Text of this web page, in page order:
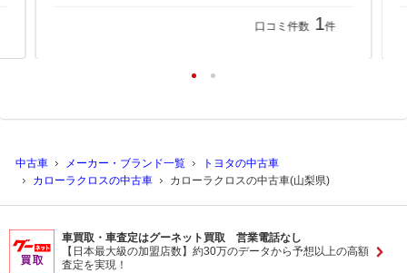
口コミ件数 1件
中古車 メーカー・ブランド一覧
トヨタの中古車
カローラクロスの中古車
カローラクロスの中古車(山梨県)
車買取・車査定はグーネット買取 営業電話なし
【日本最大級の加盟店数】約30万のデータから予想以上の高額
査定を実現！